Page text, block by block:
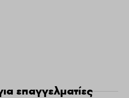
επαγγελματίες